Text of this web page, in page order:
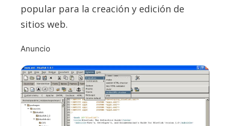
popular para la creación y edición de
sitios web.
Anuncio